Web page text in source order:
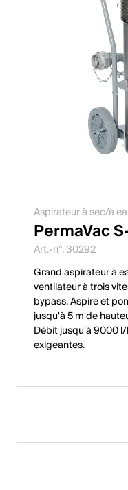
Aspirateur à sec/à
PermaVac
Art.-n°. 30292
Grand aspirateur à
ventilateur à trois
bypass. Aspire et
jusqu'à 5 m de
Débit jusqu'à 9000
exigeantes.